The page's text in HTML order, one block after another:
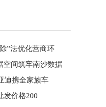
”法优化营商环
空间筑牢南沙数据
迪携全家族车
发价格200